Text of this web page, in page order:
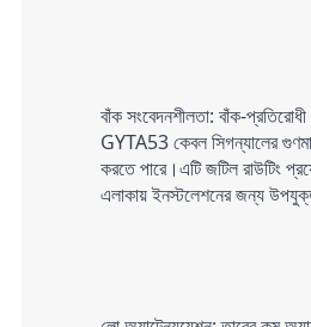
বাঁক সংবেদনশীলতা: বাঁক-
GYTA53 কেবল সিগন্যালের
করতে পারে।এটি জটিল রাউটিং
এলাকায় ইনস্টলেশনের জন্য